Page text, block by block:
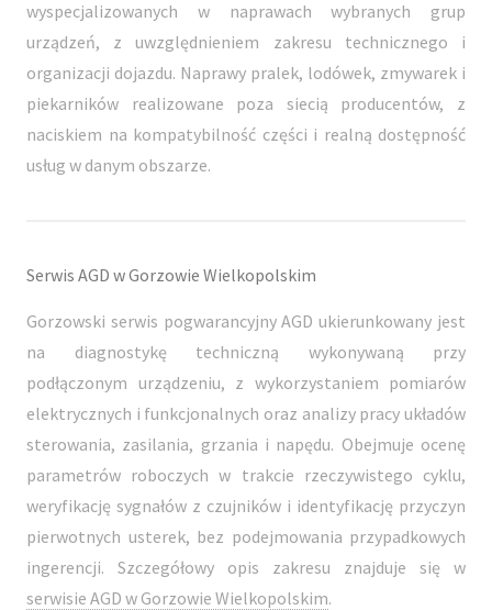
wyspecjalizowanych w naprawach wybranych grup
urządzeń, z uwzględnieniem zakresu technicznego i
organizacji dojazdu. Naprawy pralek, lodówek, zmywarek i
piekarników realizowane poza siecią producentów, z
naciskiem na kompatybilność części i realną dostępność
usług w danym obszarze.
Serwis AGD w Gorzowie Wielkopolskim
Gorzowski serwis pogwarancyjny AGD ukierunkowany jest
na diagnostykę techniczną wykonywaną przy
podłączonym urządzeniu, z wykorzystaniem pomiarów
elektrycznych i funkcjonalnych oraz analizy pracy układów
sterowania, zasilania, grzania i napędu. Obejmuje ocenę
parametrów roboczych w trakcie rzeczywistego cyklu,
weryfikację sygnałów z czujników i identyfikację przyczyn
pierwotnych usterek, bez podejmowania przypadkowych
ingerencji. Szczegółowy opis zakresu znajduje się w
serwisie AGD w Gorzowie Wielkopolskim.